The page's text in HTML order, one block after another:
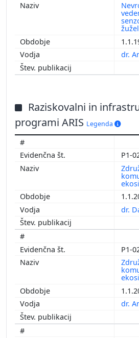
dr.
Raziskovalni in
programi ARIS Legenda
P1-
dr.
P1-
dr.